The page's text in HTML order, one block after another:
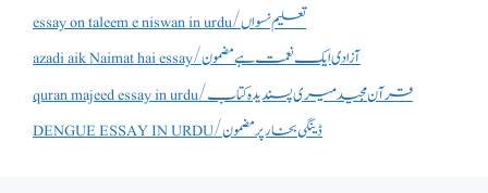
essay on taleem e niswan in urdu/تعلیم نسواں
azadi aik Naimat hai essay/آزادی ایک نعمت ہے مضمون
quran majeed essay in urdu/قرآن مجید میری پسندیدہ کتاب
DENGUE ESSAY IN URDU/ڈینگی بخار پر مضمون